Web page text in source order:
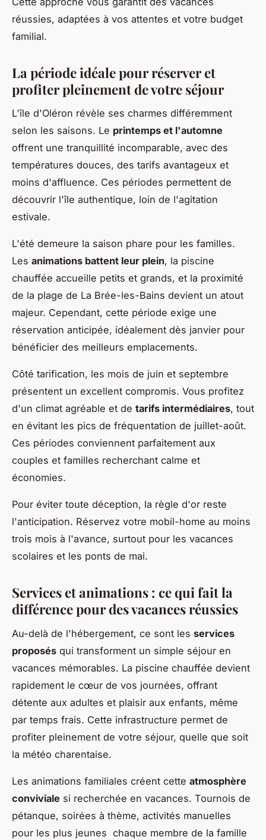
réussies, adaptées à vos attentes et votre budget
familial.
La période idéale pour réserver et
profiter pleinement de votre séjour
L'île d'Oléron révèle ses charmes différemment
selon les saisons. Le printemps et l'automne
offrent une tranquillité incomparable, avec des
températures douces, des tarifs avantageux et
moins d'affluence. Ces périodes permettent de
découvrir l'île authentique, loin de l'agitation
estivale.
L'été demeure la saison phare pour les familles.
Les animations battent leur plein, la piscine
chauffée accueille petits et grands, et la proximité
de la plage de La Brée-les-Bains devient un atout
majeur. Cependant, cette période exige une
réservation anticipée, idéalement dès janvier pour
bénéficier des meilleurs emplacements.
Côté tarification, les mois de juin et septembre
présentent un excellent compromis. Vous profitez
d'un climat agréable et de tarifs intermédiaires, tout
en évitant les pics de fréquentation de juillet-août.
Ces périodes conviennent parfaitement aux
couples et familles recherchant calme et
économies.
Pour éviter toute déception, la règle d'or reste
l'anticipation. Réservez votre mobil-home au moins
trois mois à l'avance, surtout pour les vacances
scolaires et les ponts de mai.
Services et animations : ce qui fait la
différence pour des vacances réussies
Au-delà de l'hébergement, ce sont les services
proposés qui transforment un simple séjour en
vacances mémorables. La piscine chauffée devient
rapidement le cœur de vos journées, offrant
détente aux adultes et plaisir aux enfants, même
par temps frais. Cette infrastructure permet de
profiter pleinement de votre séjour, quelle que soit
la météo charentaise.
Les animations familiales créent cette atmosphère
conviviale si recherchée en vacances. Tournois de
pétanque, soirées à thème, activités manuelles
pour les plus jeunes chaque membre de la famille